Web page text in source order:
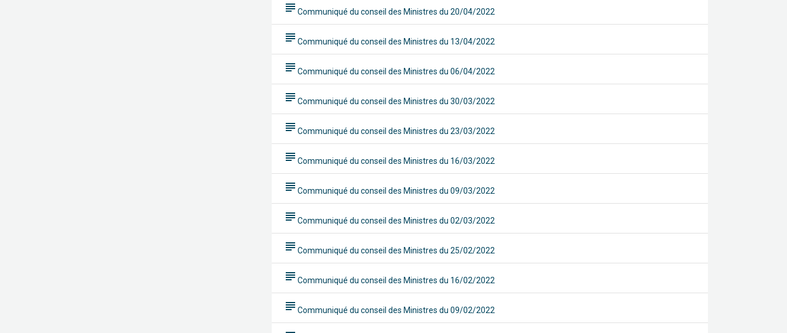
subject Communiqué du conseil des Ministres du 20/04/2022
subject Communiqué du conseil des Ministres du 13/04/2022
subject Communiqué du conseil des Ministres du 06/04/2022
subject Communiqué du conseil des Ministres du 30/03/2022
subject Communiqué du conseil des Ministres du 23/03/2022
subject Communiqué du conseil des Ministres du 16/03/2022
subject Communiqué du conseil des Ministres du 09/03/2022
subject Communiqué du conseil des Ministres du 02/03/2022
subject Communiqué du conseil des Ministres du 25/02/2022
subject Communiqué du conseil des Ministres du 16/02/2022
subject Communiqué du conseil des Ministres du 09/02/2022